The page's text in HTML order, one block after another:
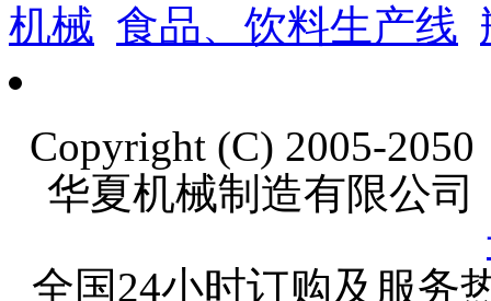
机械 食品、饮料生产线
Copyright (C) 2005-
华夏机械制造有限公
全国24小时订购及服务